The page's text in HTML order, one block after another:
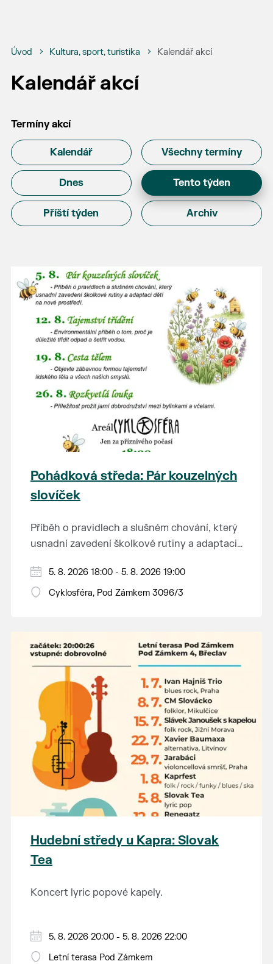
Úvod Kultura, sport, turistika Kalendář akcí
Kalendář akcí
Termíny akcí
Kalendář Všechny termíny
Dnes Tento týden
Příští týden Archiv
Pohádková středa: Pár kouzelných
slovíček
Příběh o pravidlech a slušném chování, který
usnadní zavedení školkové rutiny a adaptaci
Hraje se jen za příznivého počasí.
Vstupné dobrovolné.
5. 8. 2026 18:00 - 5. 8. 2026 19:00
Cyklosféra, Pod Zámkem 3096/3
Hudební středy u Kapra: Slovak
Tea
Koncert lyric popové kapely.
5. 8. 2026 20:00 - 5. 8. 2026 22:00
Letní terasa Pod Zámkem